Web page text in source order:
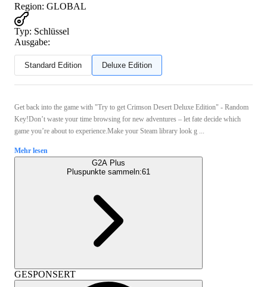
Region: GLOBAL
Typ: Schlüssel
Ausgabe:
Standard Edition Deluxe Edition
Get back into the game with "Try to get Crimson Desert Deluxe Edition" - Random
Key!Don’t waste your time browsing for new adventures – let fate decide which
game you’re about to experience.Make your Steam library look g ...
Mehr lesen
G2A Plus
Pluspunkte sammeln:61
GESPONSERT